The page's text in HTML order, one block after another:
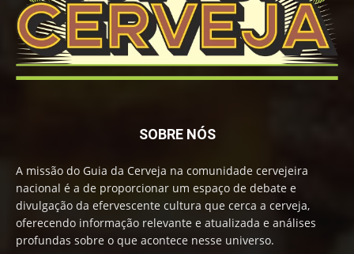
SOBRE NÓS
A missão do Guia da Cerveja na comunidade cervejeira
nacional é a de proporcionar um espaço de debate e
divulgação da efervescente cultura que cerca a cerveja,
oferecendo informação relevante e atualizada e análises
profundas sobre o que acontece nesse universo.